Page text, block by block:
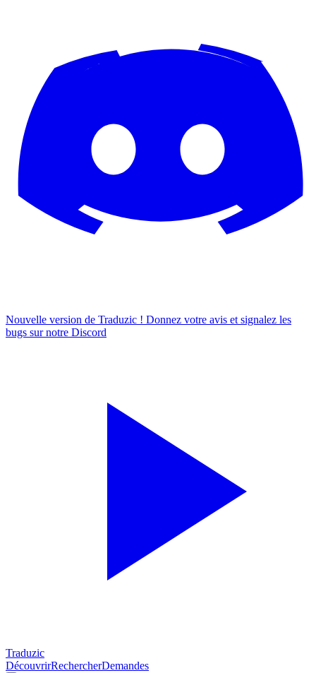
Nouvelle version de Traduzic ! Donnez votre avis et signalez les
bugs sur notre Discord
Traduzic
DécouvrirRechercherDemandes